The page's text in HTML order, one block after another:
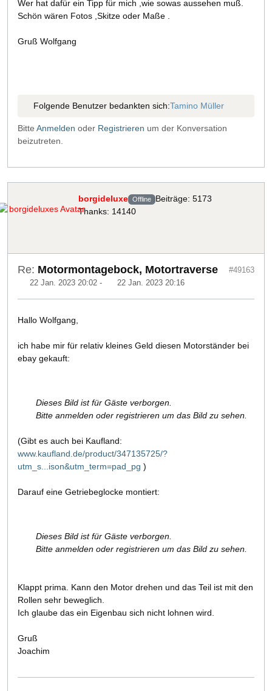
Wer hat dafür ein Tipp für mich ,wie sowas aussehen muß.
Schön wären Fotos ,Skitze oder Maße .
Gruß Wolfgang
Folgende Benutzer bedankten sich:Tamino Müller
Bitte Anmelden oder Registrieren um der Konversation
beizutreten.
borgideluxe Offline Beiträge: 5173
Thanks: 14140
Re: Motormontagebock, Motortraverse
22 Jan. 2023 20:02 - 22 Jan. 2023 20:16
#49163
Hallo Wolfgang,
ich habe mir für relativ kleines Geld diesen Motorständer bei
ebay gekauft:
Dieses Bild ist für Gäste verborgen.
Bitte anmelden oder registrieren um das Bild zu sehen.
(Gibt es auch bei Kaufland:
www.kaufland.de/product/347135725/?
utm_s...ison&utm_term=pad_pg )
Darauf eine Getriebeglocke montiert:
Dieses Bild ist für Gäste verborgen.
Bitte anmelden oder registrieren um das Bild zu sehen.
Klappt prima. Kann den Motor drehen und das Teil ist mit den
Rollen sehr beweglich.
Ich glaube das ein Eigenbau sich nicht lohnen wird.
Gruß
Joachim